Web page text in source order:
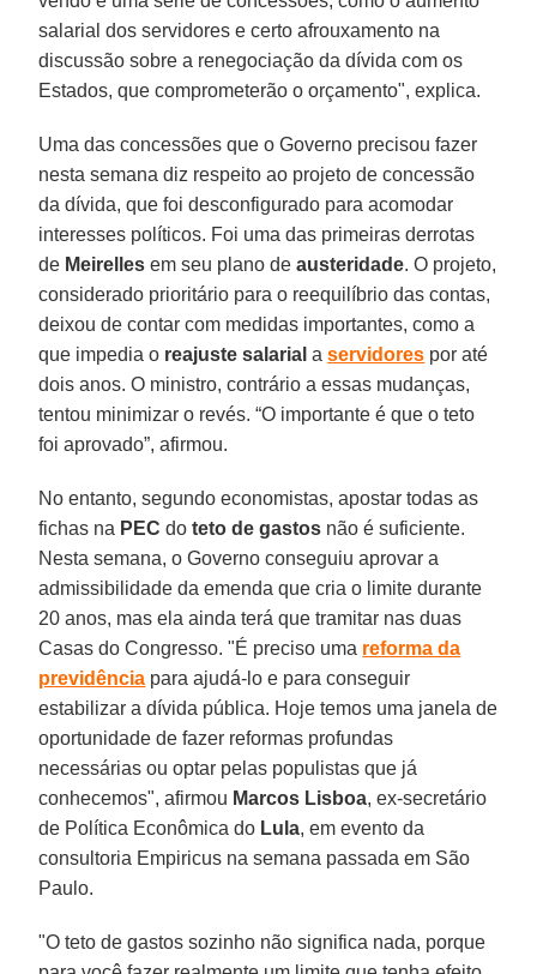
salarial dos servidores e certo afrouxamento na
discussão sobre a renegociação da dívida com os
Estados, que comprometerão o orçamento", explica.
Uma das concessões que o Governo precisou fazer
nesta semana diz respeito ao projeto de concessão
da dívida, que foi desconfigurado para acomodar
interesses políticos. Foi uma das primeiras derrotas
de Meirelles em seu plano deausteridade. O projeto,
considerado prioritário para o reequilíbrio das contas,
deixou de contar com medidas importantes, como a
que impedia o reajuste salarial aservidores por até
dois anos. O ministro, contrário a essas mudanças,
tentou minimizar o revés. “O importante é que o teto
foi aprovado”, afirmou.
No entanto, segundo economistas, apostar todas as
fichas na PEC doteto de gastos não é suficiente.
Nesta semana, o Governo conseguiu aprovar a
admissibilidade da emenda que cria o limite durante
20 anos, mas ela ainda terá que tramitar nas duas
Casas do Congresso. "É preciso uma reforma da
previdência para ajudá-lo e para conseguir
estabilizar a dívida pública. Hoje temos uma janela de
oportunidade de fazer reformas profundas
necessárias ou optar pelas populistas que já
conhecemos", afirmou Marcos Lisboa, ex-secretário
de Política Econômica do Lula, em evento da
consultoria Empiricus na semana passada em São
Paulo.
"O teto de gastos sozinho não significa nada, porque